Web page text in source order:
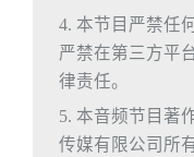
4. 本节目严禁任
严禁在第三方平
律责任。
5. 本音频节目著
传媒有限公司所